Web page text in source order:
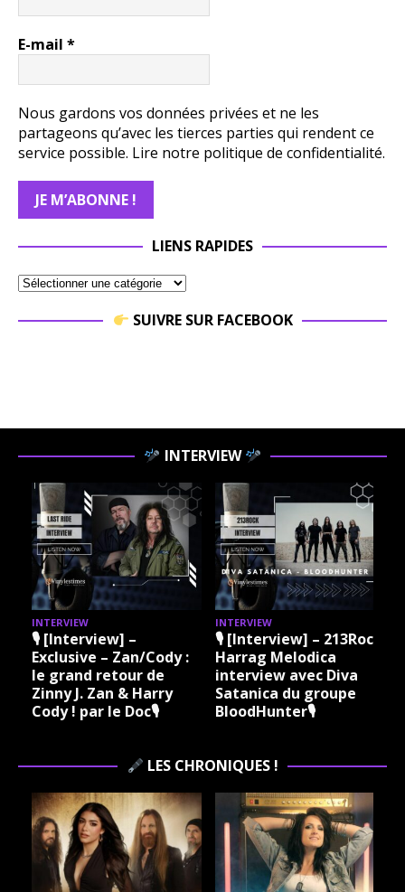
E-mail *
Nous gardons vos données privées et ne les
partageons qu’avec les tierces parties qui rendent ce
service possible. Lire notre politique de confidentialité.
LIENS RAPIDES
SUIVRE SUR FACEBOOK
INTERVIEW
INTERVIEW
🎙 [Interview] –
Exclusive – Zan/Cody :
le grand retour de
Zinny J. Zan & Harry
Cody ! par le Doc🎙
INTERVIEW
🎙 [Interview] – 213Rock
Harrag Melodica
interview avec Diva
Satanica du groupe
BloodHunter🎙
LES CHRONIQUES !